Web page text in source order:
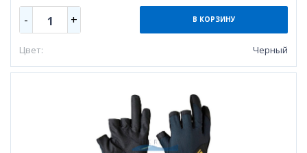
- 1 + В КОРЗИНУ
Цвет: Черный